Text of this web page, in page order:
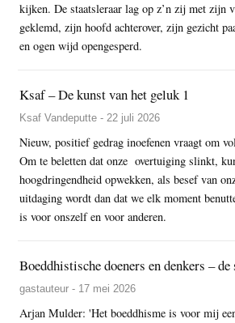
kijken. De staatsleraar lag op z’n zij met zijn
geklemd, zijn hoofd achterover, zijn gezicht
en ogen wijd opengesperd.
Ksaf – De kunst van het geluk 1
Ksaf Vandeputte - 22 juli 2026
Nieuw, positief gedrag inoefenen vraagt om
Om te beletten dat onze overtuiging slinkt,
hoogdringendheid opwekken, als besef van
uitdaging wordt dan dat we elk moment
is voor onszelf en voor anderen.
Boeddhistische doeners en denkers –
gastauteur - 17 mei 2026
Arjan Mulder: 'Het boeddhisme is voor mij